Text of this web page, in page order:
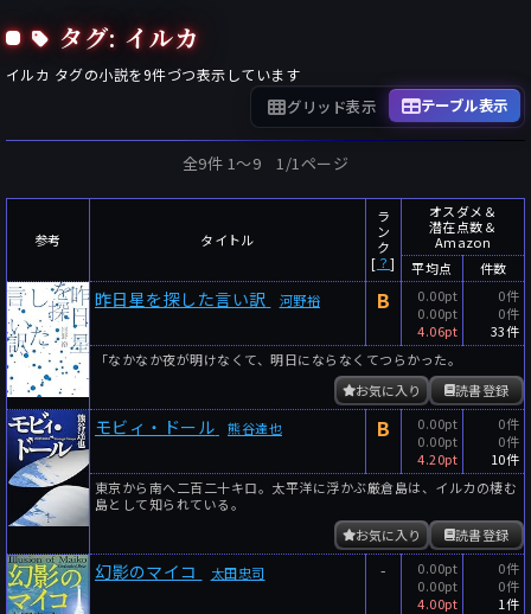
タグ: イルカ
イルカ タグの小説を9件づつ表示しています
グリッド表示 テーブル表示
全9件 1〜9 1/1ページ
参考 タイトル
ラ
ン
ク
[ ？]
オスダメ＆
潜在点数＆
Amazon
平均点
件数
昨日星を探した言い訳 河野裕 B
0.00pt
0.00pt
4.06pt
0件
0件
33件
「なかなか夜が明けなくて、明日にならなくてつらかった。
読書登録
お気に入り
モビィ・ドール 熊谷達也 B
0.00pt
0.00pt
4.20pt
0件
0件
10件
東京から南へ二百二十キロ。太平洋に浮かぶ厳倉島は、イルカの棲む
島として知られている。
読書登録
お気に入り
幻影のマイコ 太田忠司 -
0.00pt
0.00pt
4.00pt
0件
0件
1件